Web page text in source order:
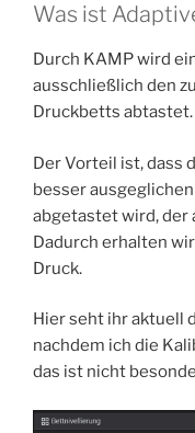
Was ist
Durch KAMP wird
ausschließlich den
Druckbetts abtastet.
Der Vorteil ist, dass
besser
abgetastet wird, der
Dadurch erhalten
Druck.
Hier seht ihr aktuell
nachdem ich die
das ist nicht